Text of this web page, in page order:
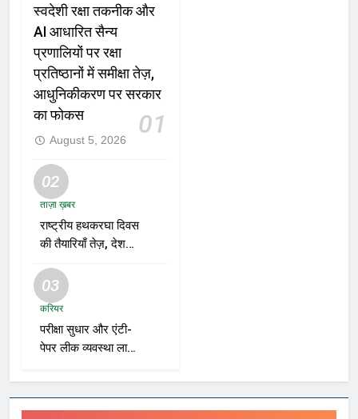
स्वदेशी रक्षा तकनीक और
AI आधारित सैन्य
प्रणालियों पर रक्षा
प्रतिष्ठानों में समीक्षा तेज़,
आधुनिकीकरण पर सरकार
का फोकस
01
August 5, 2026
02
ताज़ा ख़बर
राष्ट्रीय हथकरघा दिवस
की तैयारियाँ तेज़, देशभर
प्रदर्शनियों का होगा
आयोजन
03
करियर
परीक्षा सुधार और एंटी-
पेपर लीक व्यवस्था लागू
भर्ती एजेंसियाँ और शिक्षा
विभाग नए रोडमैप पर